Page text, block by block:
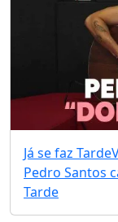
Já se faz Tarde
Pedro Santos
Tarde